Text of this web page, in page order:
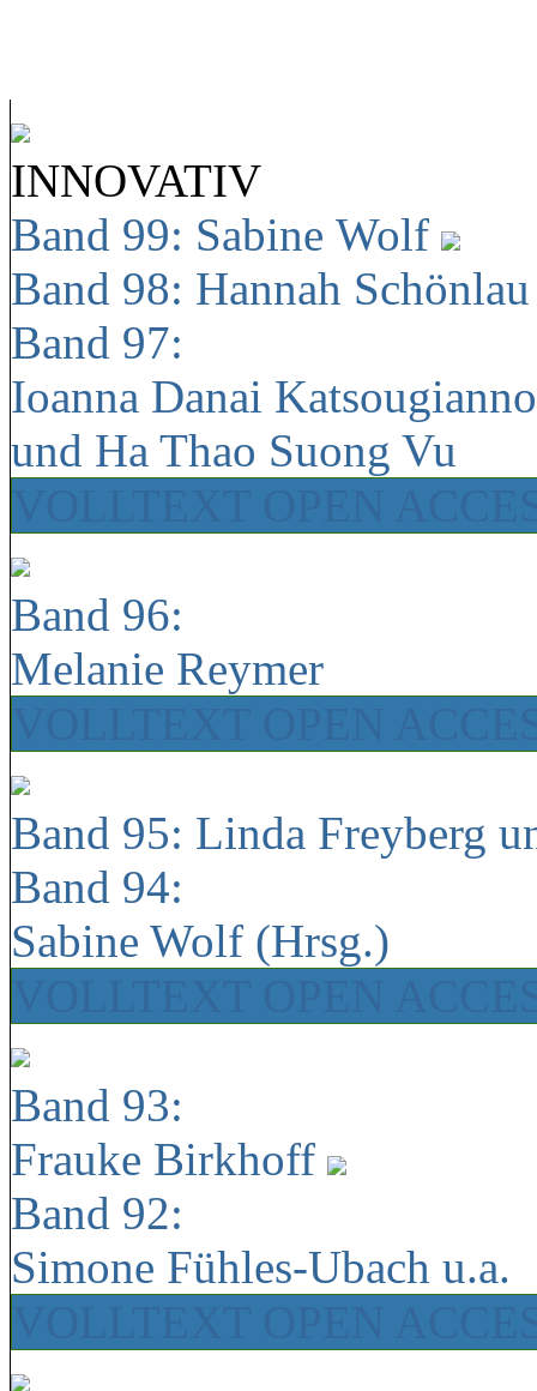
INNOVATIV
Band 99: Sabine Wolf
Band 98: Hannah
Band 97:
Ioanna Danai
und Ha Thao Suong Vu
Band 96:
Melanie Reymer
Band 95: Linda Freyberg
Band 94:
Sabine Wolf (Hrsg.)
Band 93:
Frauke Birkhoff
Band 92:
Simone Fühles-Ubach u.a.